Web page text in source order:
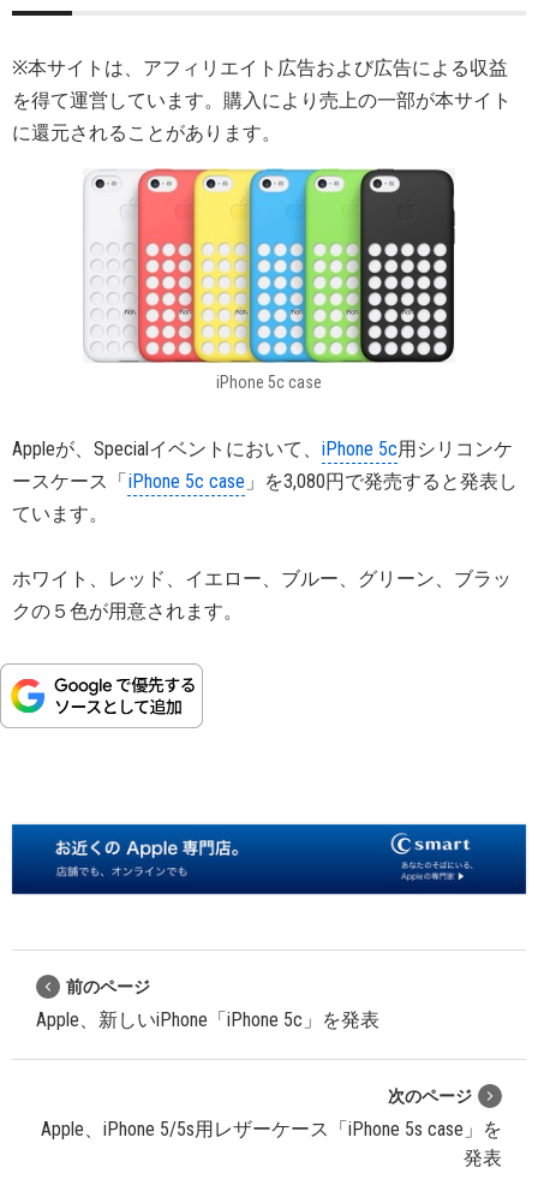
※本サイトは、アフィリエイト広告および広告による収益
を得て運営しています。購入により売上の一部が本サイト
に還元されることがあります。
iPhone 5c case
Appleが、Specialイベントにおいて、 iPhone 5c用シリコンケ
ースケース「iPhone 5c case 」を3,080円で発売すると発表し
ています。
ホワイト、レッド、イエロー、ブルー、グリーン、ブラッ
クの５色が用意されます。
前のページ
Apple、新しいiPhone「iPhone 5c」を発表
次のページ
Apple、iPhone 5/5s用レザーケース「iPhone 5s case」を
発表